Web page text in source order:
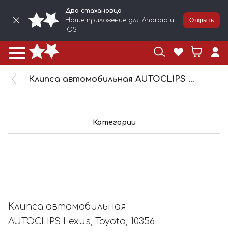
Два стахановца
Наше приложение для Android и
IOS
Открыть
Клипса автомобильная AUTOCLIPS Lexus, Toyota, 10356
Категории
Клипса автомобильная
AUTOCLIPS Lexus, Toyota, 10356